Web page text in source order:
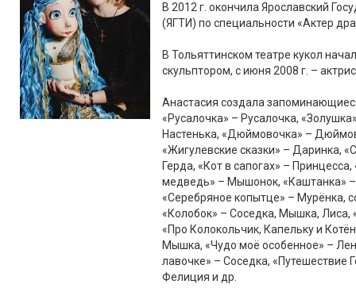
В 2012 г. окончила Ярославский
(ЯГТИ) по специальности «Актер
В Тольяттинском театре кукол
скульптором, с июня 2008 г. –
Анастасия создала
«Русалочка» – Русалочка,
Настенька, «Дюймовочка» –
«Жигулевские сказки» – Даринка,
Герда, «Кот в сапогах» –
медведь» – Мышонок, «Каштанка»
«Серебряное копытце» – Мурёнка,
«Колобок» – Соседка, Мышка, Лиса,
«Про Колокольчик, Капельку и
Мышка, «Чудо моё особенное» –
лавочке» – Соседка, «Путешествие
Фелиция и др.